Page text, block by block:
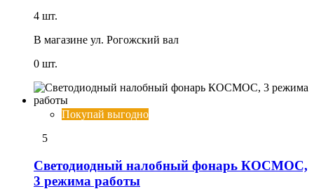
4 шт.
В магазине ул. Рогожский вал
0 шт.
Покупай выгодно
5
Светодиодный налобный фонарь КОСМОС,
3 режима работы